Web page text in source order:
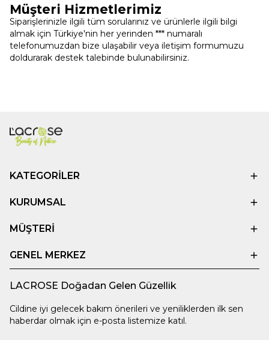
Müşteri Hizmetlerimiz
Siparişlerinizle ilgili tüm sorularınız ve ürünlerle ilgili bilgi
almak için Türkiye'nin her yerinden *** numaralı
telefonumuzdan bize ulaşabilir veya iletişim formumuzu
doldurarak destek talebinde bulunabilirsiniz.
KATEGORİLER
KURUMSAL
MÜŞTERİ
GENEL MERKEZ
LACROSE Doğadan Gelen Güzellik
Cildine iyi gelecek bakım önerileri ve yeniliklerden ilk sen
haberdar olmak için e-posta listemize katıl.